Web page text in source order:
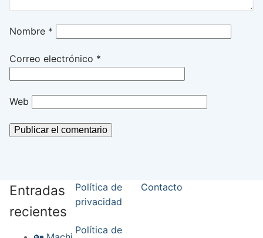
Nombre *
Correo electrónico *
Web
Entradas
recientes
Política de
privacidad
Política de
Contacto